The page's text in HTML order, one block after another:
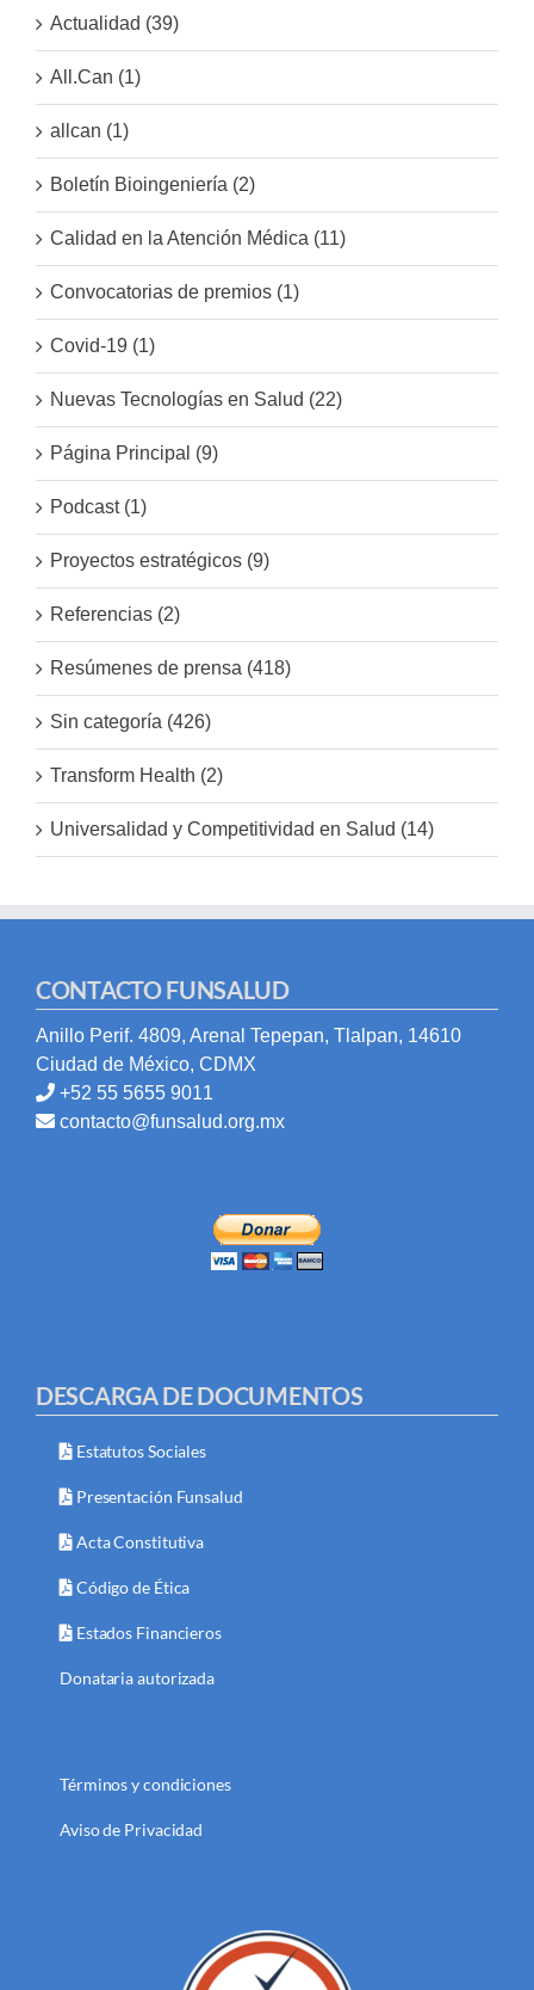
Actualidad (39)
All.Can (1)
allcan (1)
Boletín Bioingeniería (2)
Calidad en la Atención Médica (11)
Convocatorias de premios (1)
Covid-19 (1)
Nuevas Tecnologías en Salud (22)
Página Principal (9)
Podcast (1)
Proyectos estratégicos (9)
Referencias (2)
Resúmenes de prensa (418)
Sin categoría (426)
Transform Health (2)
Universalidad y Competitividad en Salud (14)
CONTACTO FUNSALUD
Anillo Perif. 4809, Arenal Tepepan, Tlalpan, 14610
Ciudad de México, CDMX
+52 55 5655 9011
contacto@funsalud.org.mx
DESCARGA DE DOCUMENTOS
Estatutos Sociales
Presentación Funsalud
Acta Constitutiva
Código de Ética
Estados Financieros
Donataria autorizada
Términos y condiciones
Aviso de Privacidad